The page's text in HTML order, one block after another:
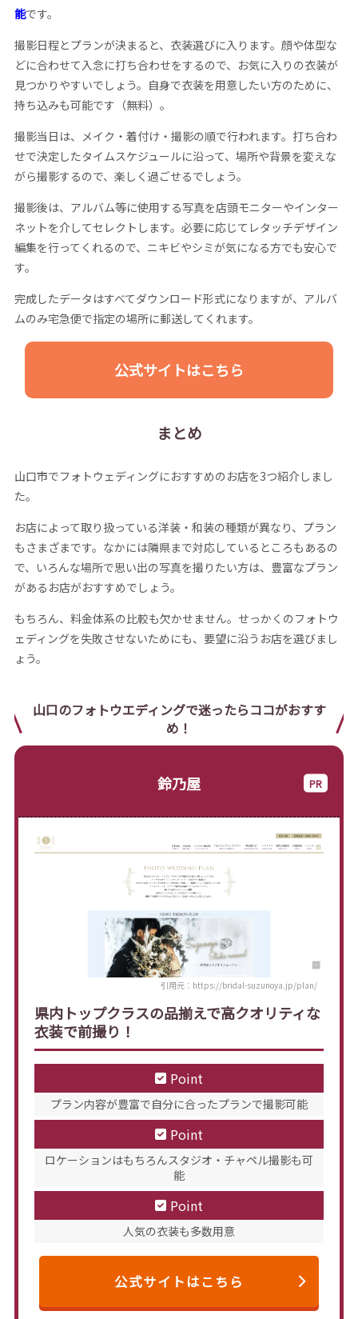
能です。
撮影日程とプランが決まると、衣装選びに入ります。顔や体型な
どに合わせて入念に打ち合わせをするので、お気に入りの衣装が
見つかりやすいでしょう。自身で衣装を用意したい方のために、
持ち込みも可能です（無料）。
撮影当日は、メイク・着付け・撮影の順で行われます。打ち合わ
せで決定したタイムスケジュールに沿って、場所や背景を変えな
がら撮影するので、楽しく過ごせるでしょう。
撮影後は、アルバム等に使用する写真を店頭モニターやインター
ネットを介してセレクトします。必要に応じてレタッチデザイン
編集を行ってくれるので、ニキビやシミが気になる方でも安心で
す。
完成したデータはすべてダウンロード形式になりますが、アルバ
ムのみ宅急便で指定の場所に郵送してくれます。
公式サイトはこちら
まとめ
山口市でフォトウェディングにおすすめのお店を3つ紹介しまし
た。
お店によって取り扱っている洋装・和装の種類が異なり、プラン
もさまざまです。なかには隣県まで対応しているところもあるの
で、いろんな場所で思い出の写真を撮りたい方は、豊富なプラン
があるお店がおすすめでしょう。
もちろん、料金体系の比較も欠かせません。せっかくのフォトウ
ェディングを失敗させないためにも、要望に沿うお店を選びまし
ょう。
山口のフォトウエディングで迷ったらココがおすす
め！
鈴乃屋
引用元：https://bridal-suzunoya.jp/plan/
県内トップクラスの品揃えで高クオリティな
衣装で前撮り！
Point
プラン内容が豊富で自分に合ったプランで撮影可能
Point
ロケーションはもちろんスタジオ・チャペル撮影も可
能
Point
人気の衣装も多数用意
公式サイトはこちら